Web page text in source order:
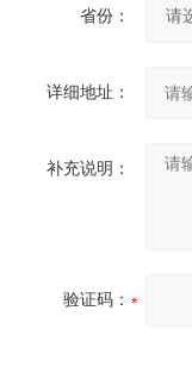
省份：
详细地址：
补充说明：
验证码：